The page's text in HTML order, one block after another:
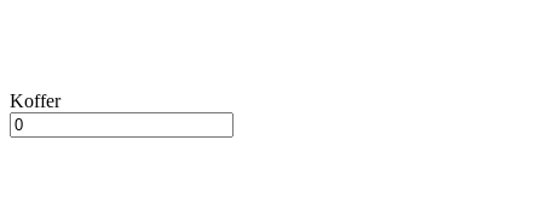
Koffer